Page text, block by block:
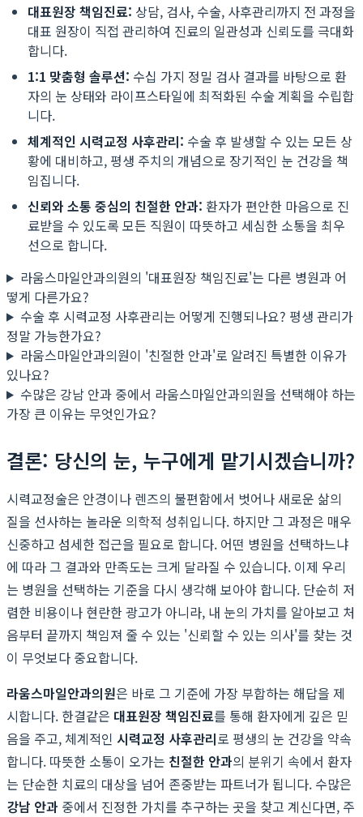
대표원장 책임진료: 상담, 검사, 수술, 사후관리까지 전 과정을
대표 원장이 직접 관리하여 진료의 일관성과 신뢰도를 극대화
합니다.
1:1 맞춤형 솔루션: 수십 가지 정밀 검사 결과를 바탕으로 환
자의 눈 상태와 라이프스타일에 최적화된 수술 계획을 수립합
니다.
체계적인 시력교정 사후관리: 수술 후 발생할 수 있는 모든 상
황에 대비하고, 평생 주치의 개념으로 장기적인 눈 건강을 책
임집니다.
신뢰와 소통 중심의 친절한 안과: 환자가 편안한 마음으로 진
료받을 수 있도록 모든 직원이 따뜻하고 세심한 소통을 최우
선으로 합니다.
라움스마일안과의원의 '대표원장 책임진료'는 다른 병원과 어
떻게 다른가요?
수술 후 시력교정 사후관리는 어떻게 진행되나요? 평생 관리가
정말 가능한가요?
라움스마일안과의원이 '친절한 안과'로 알려진 특별한 이유가
있나요?
수많은 강남 안과 중에서 라움스마일안과의원을 선택해야 하는
가장 큰 이유는 무엇인가요?
결론: 당신의 눈, 누구에게 맡기시겠습니까?
시력교정술은 안경이나 렌즈의 불편함에서 벗어나 새로운 삶의
질을 선사하는 놀라운 의학적 성취입니다. 하지만 그 과정은 매우
신중하고 섬세한 접근을 필요로 합니다. 어떤 병원을 선택하느냐
에 따라 그 결과와 만족도는 크게 달라질 수 있습니다. 이제 우리
는 병원을 선택하는 기준을 다시 생각해 보아야 합니다. 단순히 저
렴한 비용이나 현란한 광고가 아니라, 내 눈의 가치를 알아보고 처
음부터 끝까지 책임져 줄 수 있는 '신뢰할 수 있는 의사'를 찾는 것
이 무엇보다 중요합니다.
라움스마일안과의원은 바로 그 기준에 가장 부합하는 해답을 제
시합니다. 한결같은 대표원장 책임진료를 통해 환자에게 깊은 믿
음을 주고, 체계적인 시력교정 사후관리로 평생의 눈 건강을 약속
합니다. 따뜻한 소통이 오가는 친절한 안과의 분위기 속에서 환자
는 단순한 치료의 대상을 넘어 존중받는 파트너가 됩니다. 수많은
강남 안과 중에서 진정한 가치를 추구하는 곳을 찾고 계신다면, 주